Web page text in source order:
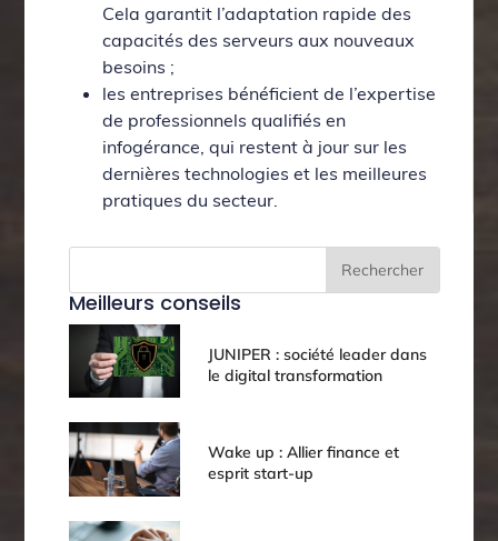
Cela garantit l’adaptation rapide des
capacités des serveurs aux nouveaux
besoins ;
les entreprises bénéficient de l’expertise
de professionnels qualifiés en
infogérance, qui restent à jour sur les
dernières technologies et les meilleures
pratiques du secteur.
Rechercher
Meilleurs conseils
JUNIPER : société leader dans
le digital transformation
Wake up : Allier finance et
esprit start-up